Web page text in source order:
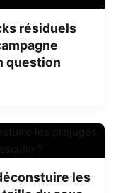
résiduels
question
les